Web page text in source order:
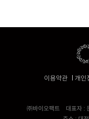
이용약관 개인
㈜바이오팩트 대표자 :